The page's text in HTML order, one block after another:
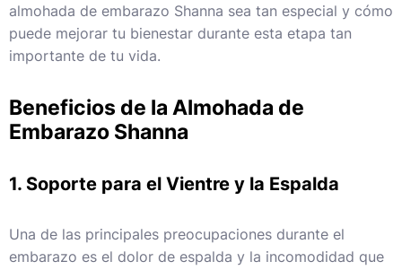
almohada de embarazo Shanna sea tan especial y cómo
puede mejorar tu bienestar durante esta etapa tan
importante de tu vida.
Beneficios de la Almohada de
Embarazo Shanna
1. Soporte para el Vientre y la Espalda
Una de las principales preocupaciones durante el
embarazo es el dolor de espalda y la incomodidad que